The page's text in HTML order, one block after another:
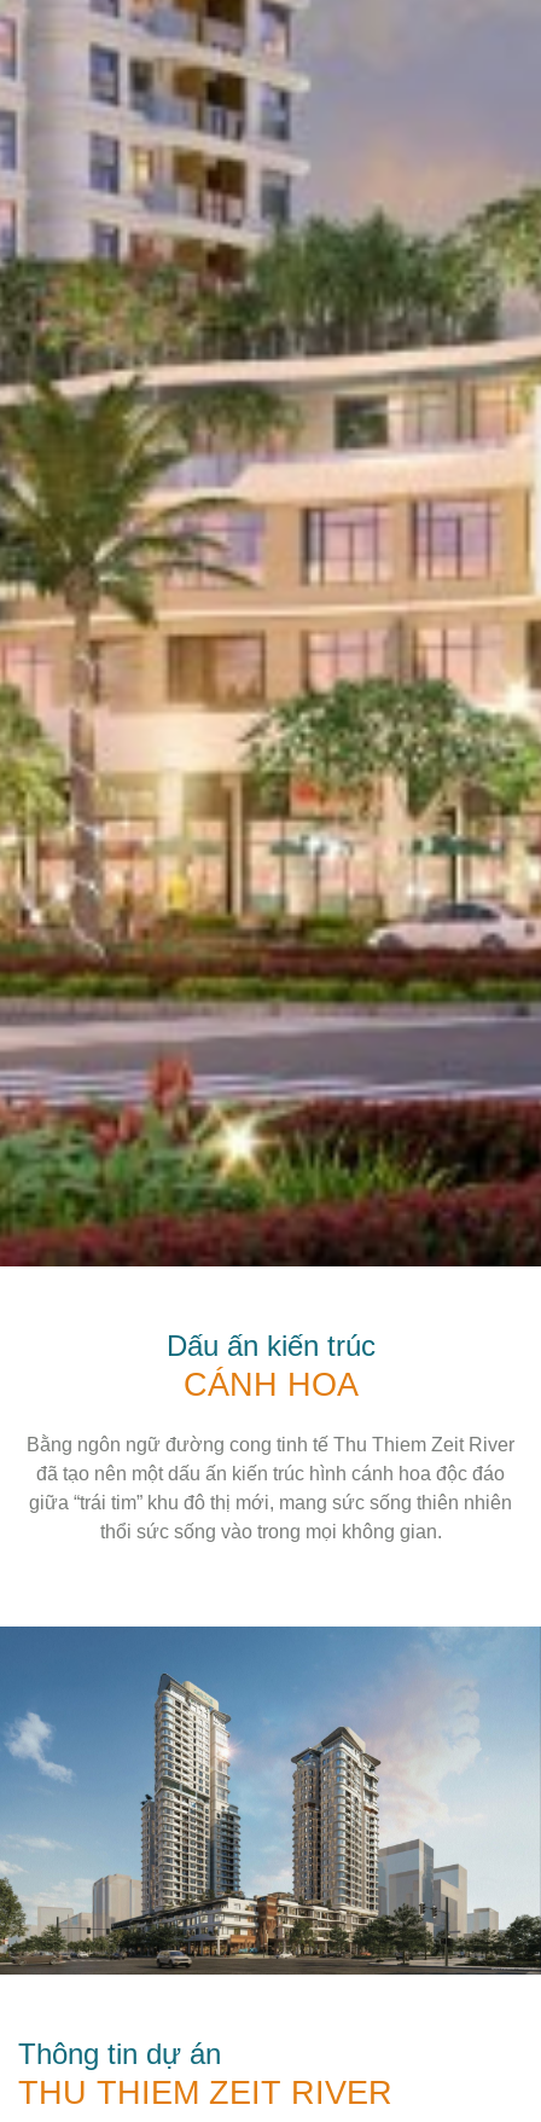
Dấu ấn kiến trúc
CÁNH HOA
Bằng ngôn ngữ đường cong tinh tế Thu Thiem Zeit River
đã tạo nên một dấu ấn kiến trúc hình cánh hoa độc đáo
giữa “trái tim” khu đô thị mới, mang sức sống thiên nhiên
thổi sức sống vào trong mọi không gian.
Thông tin dự án
THU THIEM ZEIT RIVER